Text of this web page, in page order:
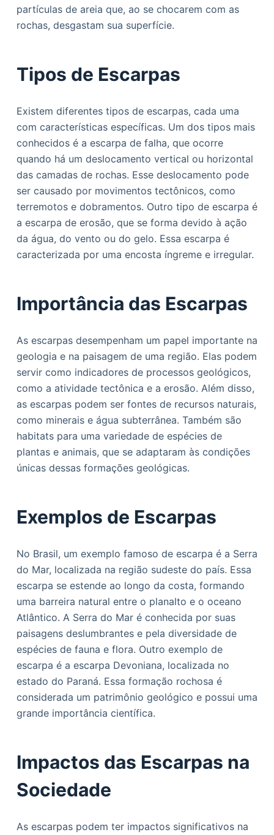
partículas de areia que, ao se chocarem com as
rochas, desgastam sua superfície.
Tipos de Escarpas
Existem diferentes tipos de escarpas, cada uma
com características específicas. Um dos tipos mais
conhecidos é a escarpa de falha, que ocorre
quando há um deslocamento vertical ou horizontal
das camadas de rochas. Esse deslocamento pode
ser causado por movimentos tectônicos, como
terremotos e dobramentos. Outro tipo de escarpa é
a escarpa de erosão, que se forma devido à ação
da água, do vento ou do gelo. Essa escarpa é
caracterizada por uma encosta íngreme e irregular.
Importância das Escarpas
As escarpas desempenham um papel importante na
geologia e na paisagem de uma região. Elas podem
servir como indicadores de processos geológicos,
como a atividade tectônica e a erosão. Além disso,
as escarpas podem ser fontes de recursos naturais,
como minerais e água subterrânea. Também são
habitats para uma variedade de espécies de
plantas e animais, que se adaptaram às condições
únicas dessas formações geológicas.
Exemplos de Escarpas
No Brasil, um exemplo famoso de escarpa é a Serra
do Mar, localizada na região sudeste do país. Essa
escarpa se estende ao longo da costa, formando
uma barreira natural entre o planalto e o oceano
Atlântico. A Serra do Mar é conhecida por suas
paisagens deslumbrantes e pela diversidade de
espécies de fauna e flora. Outro exemplo de
escarpa é a escarpa Devoniana, localizada no
estado do Paraná. Essa formação rochosa é
considerada um patrimônio geológico e possui uma
grande importância científica.
Impactos das Escarpas na
Sociedade
As escarpas podem ter impactos significativos na